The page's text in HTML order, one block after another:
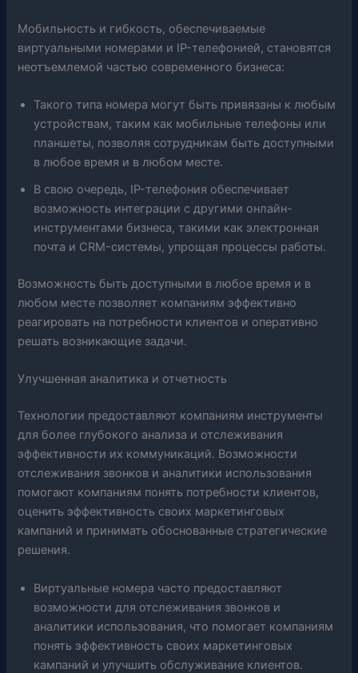
Мобильность и гибкость, обеспечиваемые
виртуальными номерами и IP-телефонией, становятся
неотъемлемой частью современного бизнеса:
Такого типа номера могут быть привязаны к любым
устройствам, таким как мобильные телефоны или
планшеты, позволяя сотрудникам быть доступными
в любое время и в любом месте.
В свою очередь, IP-телефония обеспечивает
возможность интеграции с другими онлайн-
инструментами бизнеса, такими как электронная
почта и CRM-системы, упрощая процессы работы.
Возможность быть доступными в любое время и в
любом месте позволяет компаниям эффективно
реагировать на потребности клиентов и оперативно
решать возникающие задачи.
Улучшенная аналитика и отчетность
Технологии предоставляют компаниям инструменты
для более глубокого анализа и отслеживания
эффективности их коммуникаций. Возможности
отслеживания звонков и аналитики использования
помогают компаниям понять потребности клиентов,
оценить эффективность своих маркетинговых
кампаний и принимать обоснованные стратегические
решения.
Виртуальные номера часто предоставляют
возможности для отслеживания звонков и
аналитики использования, что помогает компаниям
понять эффективность своих маркетинговых
кампаний и улучшить обслуживание клиентов.